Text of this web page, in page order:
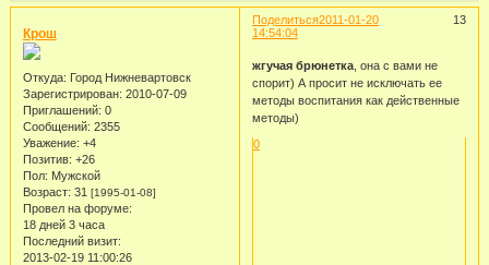
Поделиться 13
2011-01-20
14:54:04
Крош
Откуда: Город Нижневартовск
Зарегистрирован: 2010-07-09
Приглашений: 0
Сообщений: 2355
Уважение: +4
Позитив: +26
Пол: Мужской
Возраст: 31 [1995-01-08]
Провел на форуме:
18 дней 3 часа
Последний визит:
2013-02-19 11:00:26
жгучая брюнетка, она с вами не
спорит) А просит не исключать ее
методы воспитания как действенные
методы)
0